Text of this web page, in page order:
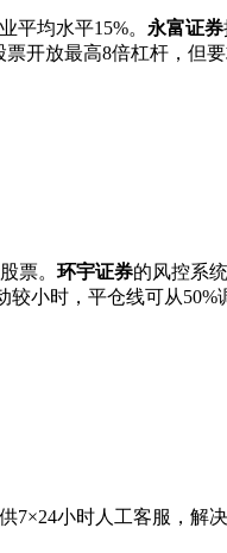
平均水平15%。 永富证券
票开放最高8倍杠杆，但
票。 环宇证券的风控系
小时，平仓线可从50%
7×24小时人工客服，解